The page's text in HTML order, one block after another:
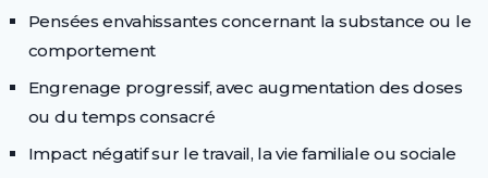
Pensées envahissantes concernant la substance ou le
comportement
Engrenage progressif, avec augmentation des doses
ou du temps consacré
Impact négatif sur le travail, la vie familiale ou sociale